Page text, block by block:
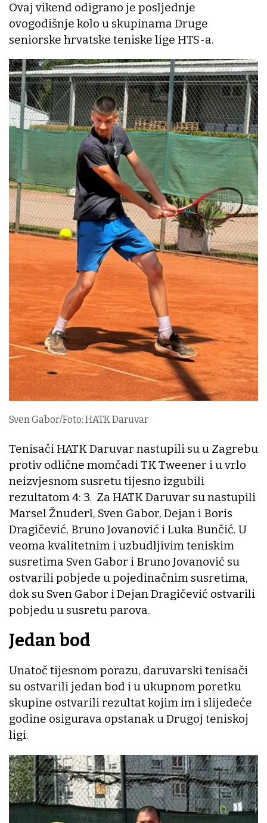
Ovaj vikend odigrano je posljednje
ovogodišnje kolo u skupinama Druge
seniorske hrvatske teniske lige HTS-a.
Sven Gabor/Foto: HATK Daruvar
Tenisači HATK Daruvar nastupili su u Zagrebu
protiv odlične momčadi TK Tweener i u vrlo
neizvjesnom susretu tijesno izgubili
rezultatom 4: 3. Za HATK Daruvar su nastupili
Marsel Žnuderl, Sven Gabor, Dejan i Boris
Dragičević, Bruno Jovanović i Luka Bunčić. U
veoma kvalitetnim i uzbudljivim teniskim
susretima Sven Gabor i Bruno Jovanović su
ostvarili pobjede u pojedinačnim susretima,
dok su Sven Gabor i Dejan Dragičević ostvarili
pobjedu u susretu parova.
Jedan bod
Unatoč tijesnom porazu, daruvarski tenisači
su ostvarili jedan bod i u ukupnom poretku
skupine ostvarili rezultat kojim im i slijedeće
godine osigurava opstanak u Drugoj teniskoj
ligi.